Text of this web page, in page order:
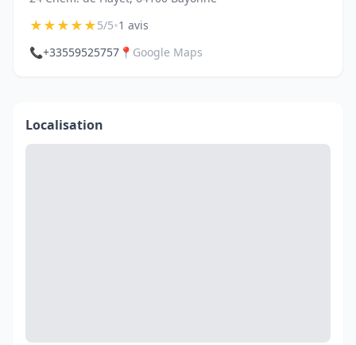
★★★★★5/5•1 avis
📞+33559525757 📍 Google Maps
Localisation